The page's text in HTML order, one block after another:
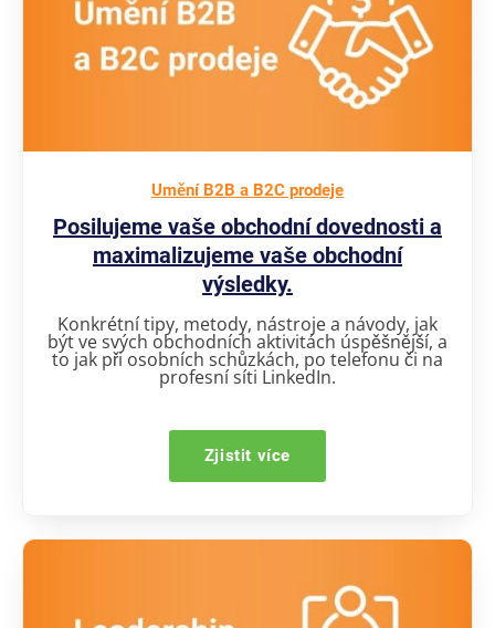
Umění B2B a B2C prodeje
Posilujeme vaše obchodní dovednosti a
maximalizujeme vaše obchodní
výsledky.
Konkrétní tipy, metody, nástroje a návody, jak
být ve svých obchodních aktivitách úspěšnější, a
to jak při osobních schůzkách, po telefonu či na
profesní síti LinkedIn.
Zjistit více